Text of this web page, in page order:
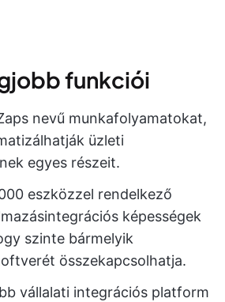
funkciói
nevű munkafolyamatokat,
üzleti
egyes részeit.
eszközzel rendelkező
képességek
szinte bármelyik
összekapcsolhatja.
vállalati integrációs platform